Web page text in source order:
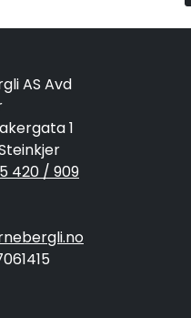
AS Avd
1
420 / 909